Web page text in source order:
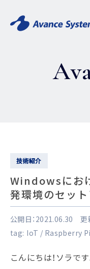
技術紹介
Windowsにお
発環境のセッ
公開日：2021.06.30 更
tag: IoT Raspberry Pi
こんにちは！ソラです